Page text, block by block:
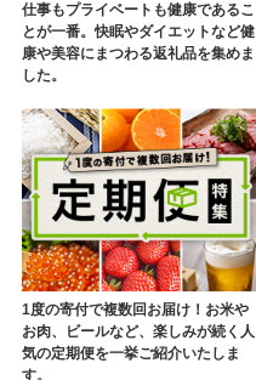
仕事もプライベートも健康であるこ
とが一番。快眠やダイエットなど健
康や美容にまつわる返礼品を集めま
した。
1度の寄付で複数回お届け！お米や
お肉、ビールなど、楽しみが続く人
気の定期便を一挙ご紹介いたしま
す。